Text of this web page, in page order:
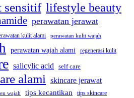
sensitif lifestyle beauty
perawatan jerawat
kulit alami perawatan kulit wajah
perawatan wajah alami regenerasi kulit
salicylic acid self care
alami skincare jerawat
wajah tips kecantikan tips skincare